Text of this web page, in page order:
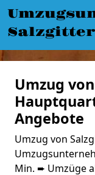
Salzgitter
Umzug
Angebote
Umzug von
Min. ➨ Umzüge